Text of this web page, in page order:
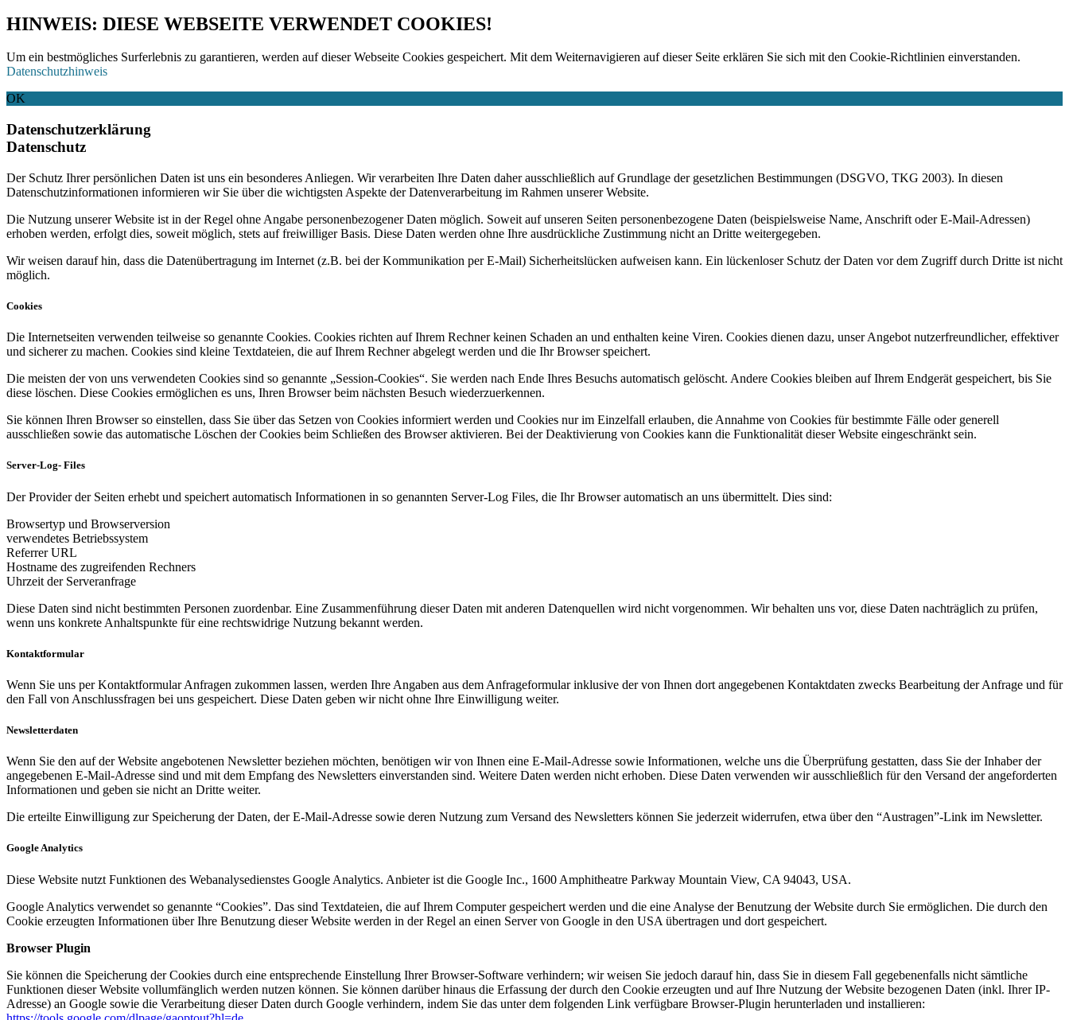
HINWEIS: DIESE WEBSEITE VERWENDET COOKIES!
Um ein bestmögliches Surferlebnis zu garantieren, werden auf dieser Webseite Cookies gespeichert. Mit dem Weiternavigieren auf dieser Seite erklären Sie sich mit den Cookie-Richtlinien einverstanden.
Datenschutzhinweis
OK
Datenschutzerklärung
Datenschutz
Der Schutz Ihrer persönlichen Daten ist uns ein besonderes Anliegen. Wir verarbeiten Ihre Daten daher ausschließlich auf Grundlage der gesetzlichen Bestimmungen (DSGVO, TKG 2003). In diesen
Datenschutzinformationen informieren wir Sie über die wichtigsten Aspekte der Datenverarbeitung im Rahmen unserer Website.
Die Nutzung unserer Website ist in der Regel ohne Angabe personenbezogener Daten möglich. Soweit auf unseren Seiten personenbezogene Daten (beispielsweise Name, Anschrift oder E-Mail-Adressen)
erhoben werden, erfolgt dies, soweit möglich, stets auf freiwilliger Basis. Diese Daten werden ohne Ihre ausdrückliche Zustimmung nicht an Dritte weitergegeben.
Wir weisen darauf hin, dass die Datenübertragung im Internet (z.B. bei der Kommunikation per E-Mail) Sicherheitslücken aufweisen kann. Ein lückenloser Schutz der Daten vor dem Zugriff durch Dritte ist nicht
möglich.
Cookies
Die Internetseiten verwenden teilweise so genannte Cookies. Cookies richten auf Ihrem Rechner keinen Schaden an und enthalten keine Viren. Cookies dienen dazu, unser Angebot nutzerfreundlicher, effektiver
und sicherer zu machen. Cookies sind kleine Textdateien, die auf Ihrem Rechner abgelegt werden und die Ihr Browser speichert.
Die meisten der von uns verwendeten Cookies sind so genannte „Session-Cookies“. Sie werden nach Ende Ihres Besuchs automatisch gelöscht. Andere Cookies bleiben auf Ihrem Endgerät gespeichert, bis Sie
diese löschen. Diese Cookies ermöglichen es uns, Ihren Browser beim nächsten Besuch wiederzuerkennen.
Sie können Ihren Browser so einstellen, dass Sie über das Setzen von Cookies informiert werden und Cookies nur im Einzelfall erlauben, die Annahme von Cookies für bestimmte Fälle oder generell
ausschließen sowie das automatische Löschen der Cookies beim Schließen des Browser aktivieren. Bei der Deaktivierung von Cookies kann die Funktionalität dieser Website eingeschränkt sein.
Server-Log- Files
Der Provider der Seiten erhebt und speichert automatisch Informationen in so genannten Server-Log Files, die Ihr Browser automatisch an uns übermittelt. Dies sind:
Browsertyp und Browserversion
verwendetes Betriebssystem
Referrer URL
Hostname des zugreifenden Rechners
Uhrzeit der Serveranfrage
Diese Daten sind nicht bestimmten Personen zuordenbar. Eine Zusammenführung dieser Daten mit anderen Datenquellen wird nicht vorgenommen. Wir behalten uns vor, diese Daten nachträglich zu prüfen,
wenn uns konkrete Anhaltspunkte für eine rechtswidrige Nutzung bekannt werden.
Kontaktformular
Wenn Sie uns per Kontaktformular Anfragen zukommen lassen, werden Ihre Angaben aus dem Anfrageformular inklusive der von Ihnen dort angegebenen Kontaktdaten zwecks Bearbeitung der Anfrage und für
den Fall von Anschlussfragen bei uns gespeichert. Diese Daten geben wir nicht ohne Ihre Einwilligung weiter.
Newsletterdaten
Wenn Sie den auf der Website angebotenen Newsletter beziehen möchten, benötigen wir von Ihnen eine E-Mail-Adresse sowie Informationen, welche uns die Überprüfung gestatten, dass Sie der Inhaber der
angegebenen E-Mail-Adresse sind und mit dem Empfang des Newsletters einverstanden sind. Weitere Daten werden nicht erhoben. Diese Daten verwenden wir ausschließlich für den Versand der angeforderten
Informationen und geben sie nicht an Dritte weiter.
Die erteilte Einwilligung zur Speicherung der Daten, der E-Mail-Adresse sowie deren Nutzung zum Versand des Newsletters können Sie jederzeit widerrufen, etwa über den “Austragen”-Link im Newsletter.
Google Analytics
Diese Website nutzt Funktionen des Webanalysedienstes Google Analytics. Anbieter ist die Google Inc., 1600 Amphitheatre Parkway Mountain View, CA 94043, USA.
Google Analytics verwendet so genannte “Cookies”. Das sind Textdateien, die auf Ihrem Computer gespeichert werden und die eine Analyse der Benutzung der Website durch Sie ermöglichen. Die durch den
Cookie erzeugten Informationen über Ihre Benutzung dieser Website werden in der Regel an einen Server von Google in den USA übertragen und dort gespeichert.
Browser Plugin
Sie können die Speicherung der Cookies durch eine entsprechende Einstellung Ihrer Browser-Software verhindern; wir weisen Sie jedoch darauf hin, dass Sie in diesem Fall gegebenenfalls nicht sämtliche
Funktionen dieser Website vollumfänglich werden nutzen können. Sie können darüber hinaus die Erfassung der durch den Cookie erzeugten und auf Ihre Nutzung der Website bezogenen Daten (inkl. Ihrer IP-
Adresse) an Google sowie die Verarbeitung dieser Daten durch Google verhindern, indem Sie das unter dem folgenden Link verfügbare Browser-Plugin herunterladen und installieren: